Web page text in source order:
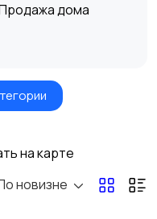
дома
квартиры
Аренда дома
на карте
новизне